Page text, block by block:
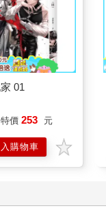
01
特價 253 元
購物車